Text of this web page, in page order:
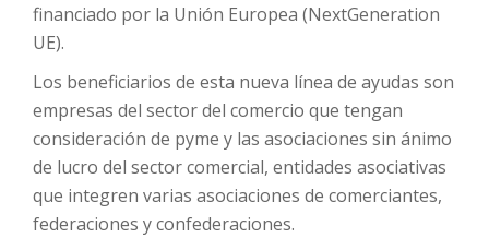
financiado por la Unión Europea (NextGeneration
UE).
Los beneficiarios de esta nueva línea de ayudas son
empresas del sector del comercio que tengan
consideración de pyme y las asociaciones sin ánimo
de lucro del sector comercial, entidades asociativas
que integren varias asociaciones de comerciantes,
federaciones y confederaciones.